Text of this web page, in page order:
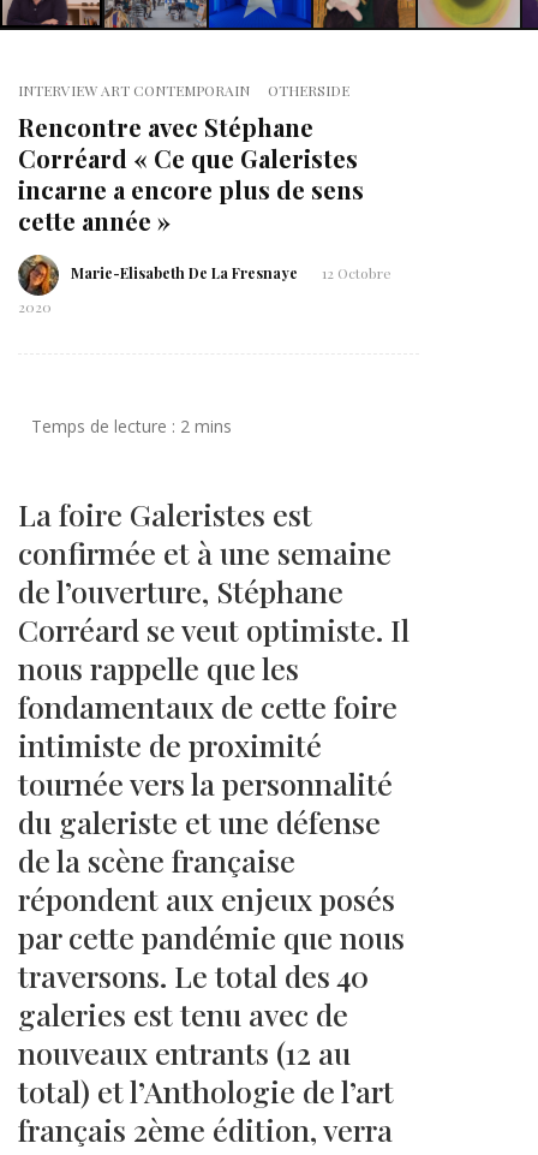
INTERVIEW ART CONTEMPORAIN OTHERSIDE
Rencontre avec Stéphane
Corréard « Ce que Galeristes
incarne a encore plus de sens
cette année »
Marie-Elisabeth De La Fresnaye
12 Octobre
2020
La foire Galeristes est
confirmée et à une semaine
de l’ouverture, Stéphane
Corréard se veut optimiste. Il
nous rappelle que les
fondamentaux de cette foire
intimiste de proximité
tournée vers la personnalité
du galeriste et une défense
de la scène française
répondent aux enjeux posés
par cette pandémie que nous
traversons. Le total des 40
galeries est tenu avec de
nouveaux entrants (12 au
total) et l’Anthologie de l’art
français 2ème édition, verra